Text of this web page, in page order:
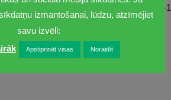
08:00-
izmantošanai, lūdzu, atzīmējiet
savu izvēli:
Apstiprināt visas Noraidīt